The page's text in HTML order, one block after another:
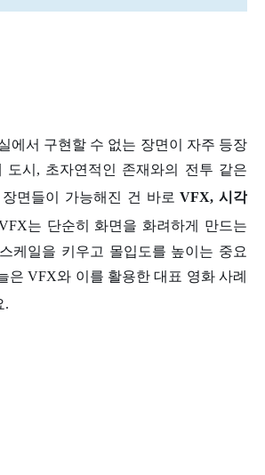
에서 구현할 수 없는 장면이 자주 등장
도시, 초자연적인 존재와의 전투 같은
면들이 가능해진 건 바로VFX, 시각
는 단순히 화면을 화려하게 만드는
케일을 키우고 몰입도를 높이는 중요
은 VFX와 이를 활용한 대표 영화 사례
.